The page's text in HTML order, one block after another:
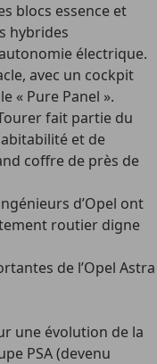
blocs essence et
hybrides
électrique.
avec un cockpit
« Pure Panel ».
fait partie du
et de
coffre de près de
d’Opel ont
routier digne
de l’Opel Astra
une évolution de la
PSA (devenu